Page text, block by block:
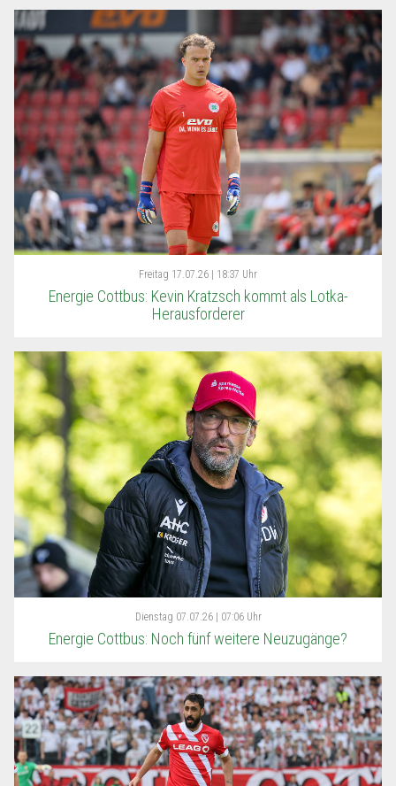
Freitag 17.07.26 | 18:37 Uhr
Energie Cottbus: Kevin Kratzsch kommt als Lotka-
Herausforderer
Dienstag 07.07.26 | 07:06 Uhr
Energie Cottbus: Noch fünf weitere Neuzugänge?